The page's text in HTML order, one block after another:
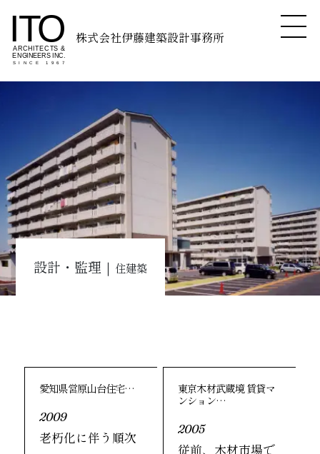
株式会社伊藤建築設計事務所
設計・監理｜ 住建築
愛知県営原山台住宅…
2009
老朽化に伴う順次
東京木材武蔵境 賃貸マ
ンション…
2005
従前、木材市場で